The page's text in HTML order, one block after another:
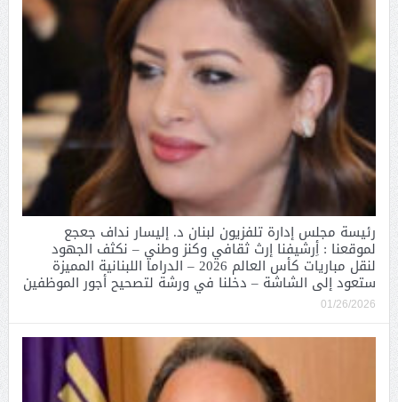
رئيسة مجلس إدارة تلفزيون لبنان د. إليسار نداف جعجع
لموقعنا : أِرشيفنا إرث ثقافي وكنز وطني – نكثف الجهود
لنقل مباريات كأس العالم 2026 – الدراما اللبنانية المميزة
ستعود إلى الشاشة – دخلنا في ورشة لتصحيح أجور الموظفين
01/26/2026